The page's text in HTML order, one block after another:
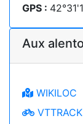
GPS :
Aux
WIKILOC
VTTRACK